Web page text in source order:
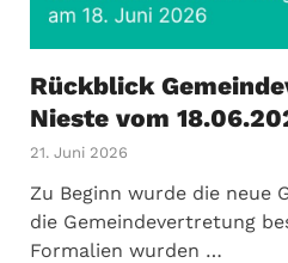
Rückblick
Nieste vom
21. Juni 2026
Zu Beginn wurde die neue
die Gemeindevertretung
Formalien wurden …